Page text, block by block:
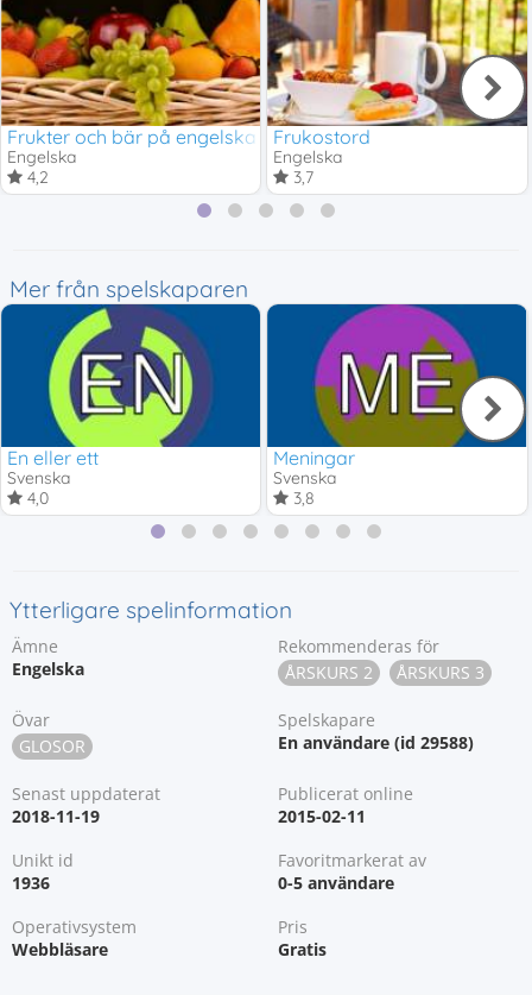
Frukter och bär på engelska
Engelska
4,2
Frukostord
Engelska
3,7
Mer från spelskaparen
En eller ett
Svenska
4,0
Meningar
Svenska
3,8
Ytterligare spelinformation
Ämne
Engelska
Rekommenderas för
ÅRSKURS 2
ÅRSKURS 3
Övar
GLOSOR
Spelskapare
En användare (id 29588)
Senast uppdaterat
2018-11-19
Publicerat online
2015-02-11
Unikt id
1936
Favoritmarkerat av
0-5 användare
Operativsystem
Webbläsare
Pris
Gratis